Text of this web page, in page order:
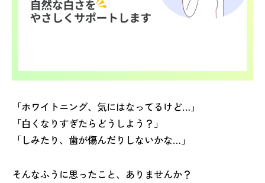
「ホワイトニング、気にはなってるけど…」
「白くなりすぎたらどうしよう？」
「しみたり、歯が傷んだりしないかな…」
そんなふうに思ったこと、ありませんか？